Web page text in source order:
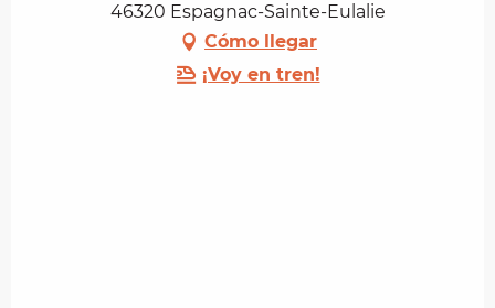
46320 Espagnac-Sainte-Eulalie
Cómo llegar
¡Voy en tren!